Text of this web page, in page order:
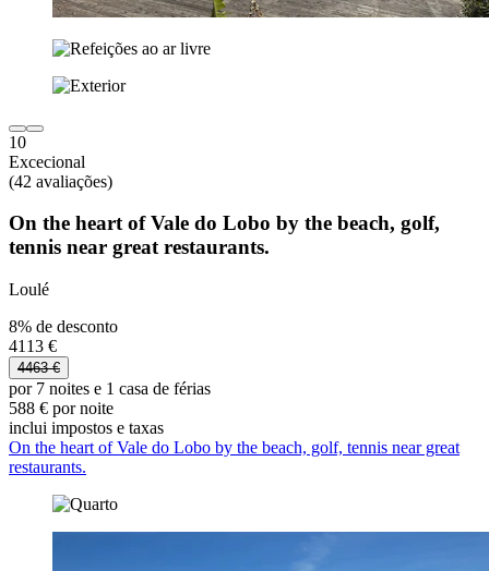
10
Excecional
(42 avaliações)
On the heart of Vale do Lobo by the beach, golf,
tennis near great restaurants.
Loulé
8% de desconto
4113 €
4463 €
por 7 noites e 1 casa de férias
588 € por noite
inclui impostos e taxas
On the heart of Vale do Lobo by the beach, golf, tennis near great
restaurants.